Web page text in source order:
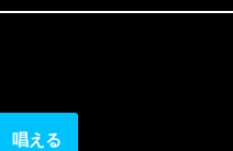
唱える